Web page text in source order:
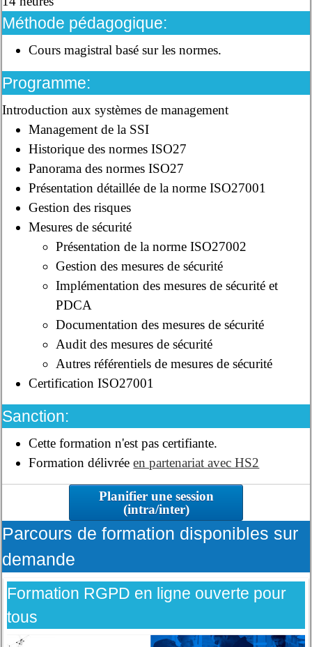
Méthode pédagogique:
Cours magistral basé sur les normes.
Programme:
Introduction aux systèmes de management
Management de la SSI
Historique des normes ISO27
Panorama des normes ISO27
Présentation détaillée de la norme ISO27001
Gestion des risques
Mesures de sécurité
Présentation de la norme ISO27002
Gestion des mesures de sécurité
Implémentation des mesures de sécurité et
PDCA
Documentation des mesures de sécurité
Audit des mesures de sécurité
Autres référentiels de mesures de sécurité
Certification ISO27001
Sanction:
Cette formation n'est pas certifiante.
Formation délivréeen partenariat avec HS2
Planifier une session
(intra/inter)
Parcours de formation disponibles sur
demande
Formation RGPD en ligne ouverte pour
tous